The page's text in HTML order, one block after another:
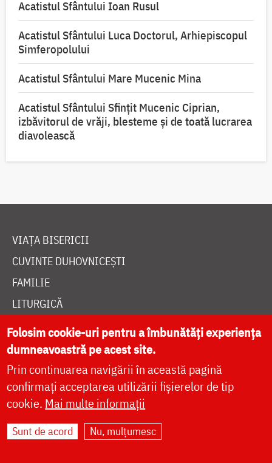
Acatistul Sfântului Ioan Rusul
Acatistul Sfântului Luca Doctorul, Arhiepiscopul
Simferopolului
Acatistul Sfântului Mare Mucenic Mina
Acatistul Sfântului Sfințit Mucenic Ciprian,
izbăvitorul de vrăji, blesteme și de toată lucrarea
diavolească
VIAȚA BISERICII
CUVINTE DUHOVNICEȘTI
FAMILIE
LITURGICĂ
BIBLIOTECĂ
ÎNTREABĂ PREOTUL
MEDIA
ȘTIRI
HRAMUL SFINTEI CUVIOASE PARASCHEVA
Folosim cookie-uri pentru a îmbunătăți experiența
dumneavoastră pe acest site.
Prin continuarea navigării în această pagină
confirmați acceptarea utilizării fișierelor de tip
cookie. Mai multe informații
Sunt de acord Nu, mulțumesc